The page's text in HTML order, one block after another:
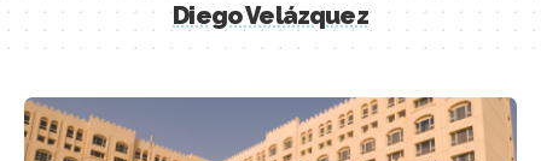
Diego Velázquez